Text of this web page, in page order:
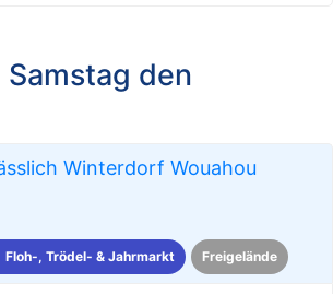
den
Winterdorf Wouahou
Floh-, Trödel- & Jahrmarkt Freigelände